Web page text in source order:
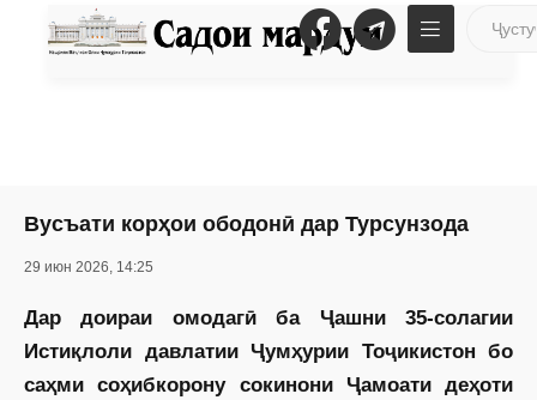
Вусъати корҳои ободонӣ дар Турсунзода
29 июн 2026, 14:25
Дар доираи омодагӣ ба Ҷашни 35-солагии
Истиқлоли давлатии Ҷумҳурии Тоҷикистон бо
саҳми соҳибкорону сокинони Ҷамоати деҳоти